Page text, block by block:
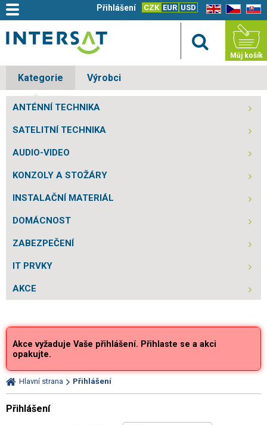
EN CZ SK
CZK EUR USD
Přihlášení
Můj košík
Kategorie Výrobci
ANTÉNNÍ TECHNIKA
SATELITNÍ TECHNIKA
AUDIO-VIDEO
KONZOLY A STOŽÁRY
INSTALAČNÍ MATERIÁL
DOMÁCNOST
ZABEZPEČENÍ
IT PRVKY
AKCE
Akce vyžaduje Vaše přihlášení. Přihlaste se a akci
opakujte.
Hlavní strana Přihlášení
Přihlášení